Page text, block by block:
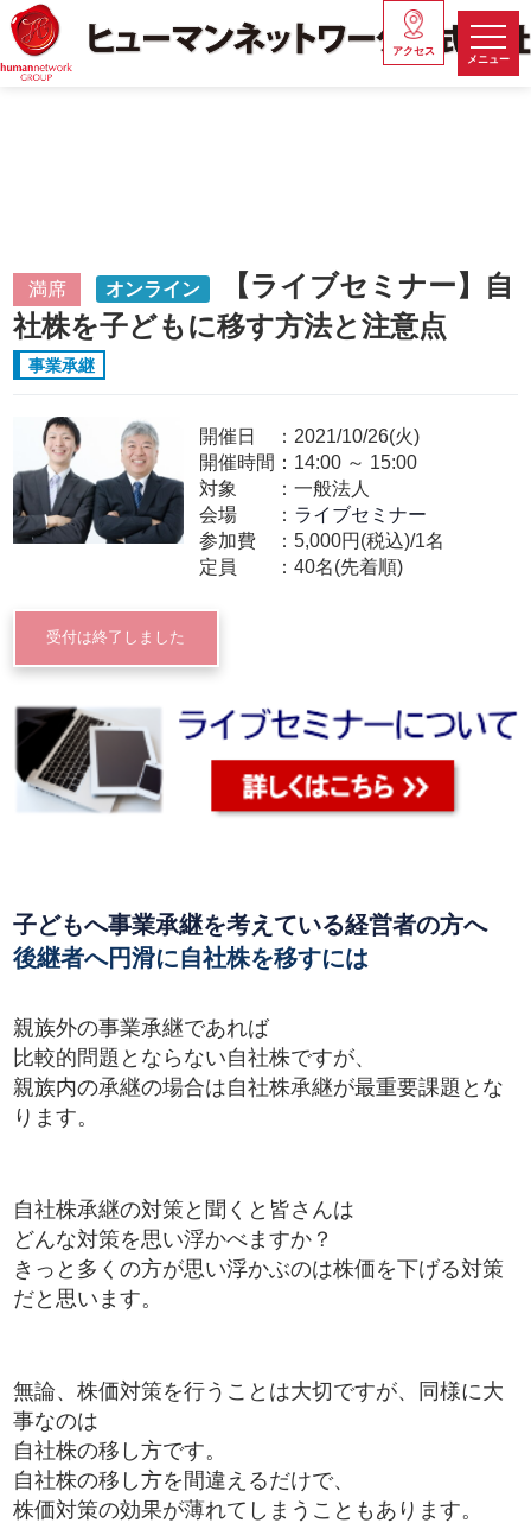
メニュー
アクセス
満席 オンライン
【ライブセミナー】自
社株を子どもに移す方法と注意点
事業承継
開催日
2021/10/26(火)
開催時間： 14:00～ 15:00
対象
一般法人
会場
ライブセミナー
参加費
5,000円(税込)/1名
定員
40名(先着順)
受付は終了しました
子どもへ事業承継を考えている経営者の方へ
後継者へ円滑に自社株を移すには
親族外の事業承継であれば
比較的問題とならない自社株ですが、
親族内の承継の場合は自社株承継が最重要課題とな
ります。
自社株承継の対策と聞くと皆さんは
どんな対策を思い浮かべますか？
きっと多くの方が思い浮かぶのは株価を下げる対策
だと思います。
無論、株価対策を行うことは大切ですが、同様に大
事なのは
自社株の移し方です。
自社株の移し方を間違えるだけで、
株価対策の効果が薄れてしまうこともあります。